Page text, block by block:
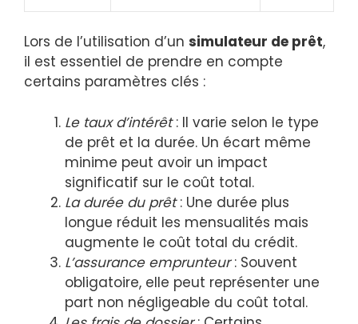
Lors de l’utilisation d’un simulateur de prêt,
il est essentiel de prendre en compte
certains paramètres clés :
Le taux d’intérêt: Il varie selon le type
de prêt et la durée. Un écart même
minime peut avoir un impact
significatif sur le coût total.
La durée du prêt: Une durée plus
longue réduit les mensualités mais
augmente le coût total du crédit.
L’assurance emprunteur: Souvent
obligatoire, elle peut représenter une
part non négligeable du coût total.